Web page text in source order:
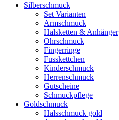
Silberschmuck
Set Varianten
Armschmuck
Halsketten & Anhänger
Ohrschmuck
Fingerringe
Fusskettchen
Kinderschmuck
Herrenschmuck
Gutscheine
Schmuckpflege
Goldschmuck
Halsschmuck gold